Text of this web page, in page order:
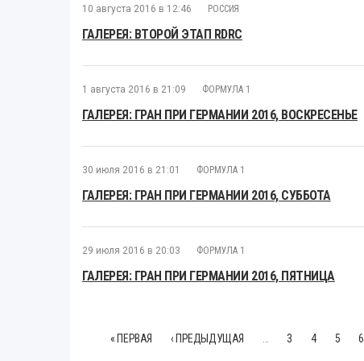
10 августа 2016 в 12:46 РОССИЯ
ГАЛЕРЕЯ: ВТОРОЙ ЭТАП RDRC
1 августа 2016 в 21:09 ФОРМУЛА 1
ГАЛЕРЕЯ: ГРАН ПРИ ГЕРМАНИИ 2016, ВОСКРЕСЕНЬЕ
30 июля 2016 в 21:01 ФОРМУЛА 1
ГАЛЕРЕЯ: ГРАН ПРИ ГЕРМАНИИ 2016, СУББОТА
29 июля 2016 в 20:03 ФОРМУЛА 1
ГАЛЕРЕЯ: ГРАН ПРИ ГЕРМАНИИ 2016, ПЯТНИЦА
« ПЕРВАЯ ‹ ПРЕДЫДУЩАЯ 3 4 5 6